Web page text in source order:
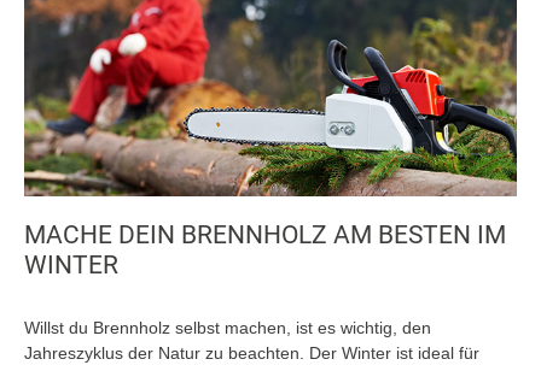
MACHE DEIN BRENNHOLZ AM BESTEN IM
WINTER
Willst du Brennholz selbst machen, ist es wichtig, den
Jahreszyklus der Natur zu beachten. Der Winter ist ideal für